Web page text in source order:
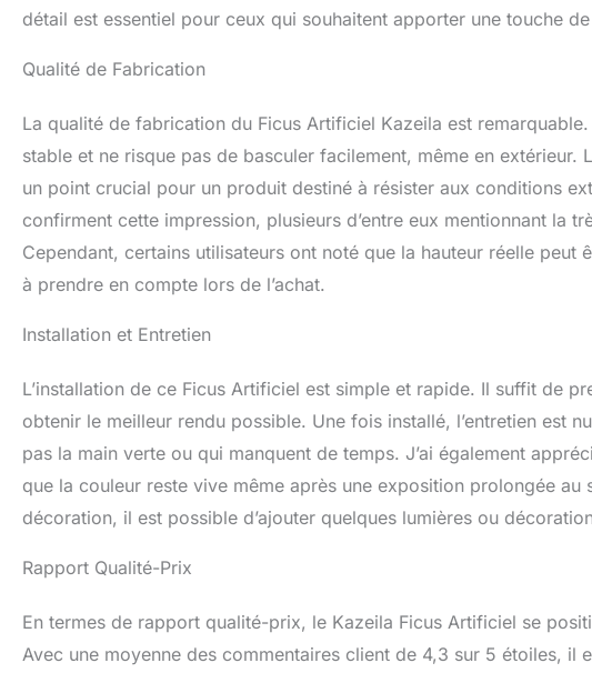
détail est essentiel pour ceux qui souhaitent apporter une touche
Qualité de Fabrication
La qualité de fabrication du Ficus Artificiel Kazeila est
stable et ne risque pas de basculer facilement, même en extérieur.
un point crucial pour un produit destiné à résister aux conditions
confirment cette impression, plusieurs d’entre eux mentionnant la
Cependant, certains utilisateurs ont noté que la hauteur réelle peut
à prendre en compte lors de l’achat.
Installation et Entretien
L’installation de ce Ficus Artificiel est simple et rapide. Il suffit de
obtenir le meilleur rendu possible. Une fois installé, l’entretien est
pas la main verte ou qui manquent de temps. J’ai également
que la couleur reste vive même après une exposition prolongée
décoration, il est possible d’ajouter quelques lumières ou
Rapport Qualité-Prix
En termes de rapport qualité-prix, le Kazeila Ficus Artificiel se
Avec une moyenne des commentaires client de 4,3 sur 5 étoiles, il